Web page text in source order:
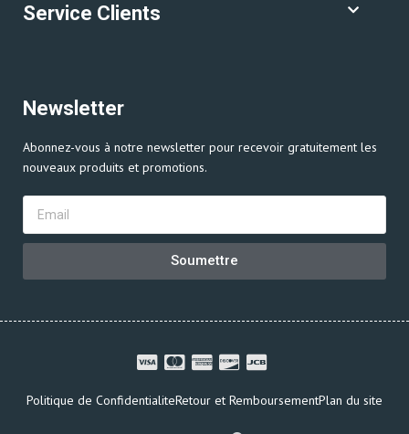
Service Clients
Newsletter
Abonnez-vous à notre newsletter pour recevoir gratuitement les
nouveaux produits et promotions.
Soumettre
Politique de ConfidentialiteRetour et RemboursementPlan du site